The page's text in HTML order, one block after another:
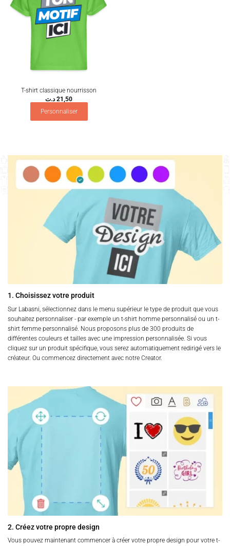
T-shirt classique nourrisson
21,50 د.ت
Personnaliser
1. Choisissez votre produit
Sur Labasni, sélectionnez dans le menu supérieur le type de produit que vous
souhaitez personnaliser - par exemple un t-shirt homme personnalisé ou un t-
shirt femme personnalisé. Nous proposons plus de 300 produits de
différentes couleurs et tailles avec une impression personnalisée. Si vous
cliquez sur un produit spécifique, vous serez automatiquement redirigé vers le
créateur. Ou commencez directement avec notre Creator.
2. Créez votre propre design
Vous pouvez maintenant commencer à créer votre propre design pour votre t-